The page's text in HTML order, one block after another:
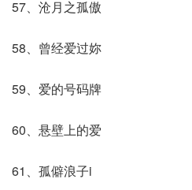
57、沧月之孤傲
58、曾经爱过妳
59、爱的号码牌
60、悬壁上的爱
61、孤僻浪子i